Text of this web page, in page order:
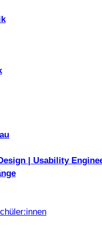
| Usability